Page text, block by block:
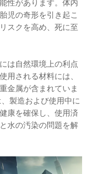
性があります。体内
児の奇形を引き起こ
スクを高め、死に至
は自然環境上の利点
用される材料には、
金属が含まれていま
製造および使用中に
康を確保し、使用済
水の汚染の問題を解